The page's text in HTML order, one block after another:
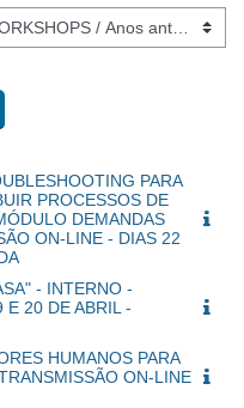
cursos
PARA
PROCESSOS DE
DEMANDAS
ON-LINE - DIAS 22
- INTERNO -
E 20 DE ABRIL -
HUMANOS PARA
ON-LINE